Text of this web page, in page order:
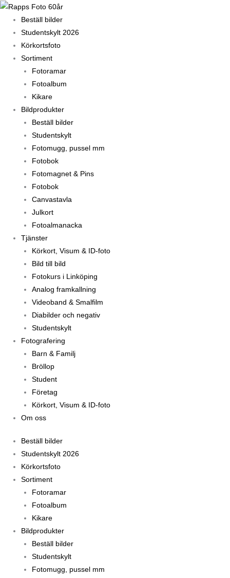
Hoppa
innehåll
Beställ bilder
Studentskylt 2026
Körkortsfoto
Sortiment
Fotoramar
Fotoalbum
Kikare
Bildprodukter
Beställ bilder
Studentskylt
Fotomugg, pussel mm
Fotobok
Fotomagnet & Pins
Fotobok
Canvastavla
Julkort
Fotoalmanacka
Tjänster
Körkort, Visum & ID-foto
Bild till bild
Fotokurs i Linköping
Analog framkallning
Videoband & Smalfilm
Diabilder och negativ
Studentskylt
Fotografering
Barn & Familj
Bröllop
Student
Företag
Körkort, Visum & ID-foto
Om oss
Beställ bilder
Studentskylt 2026
Körkortsfoto
Sortiment
Fotoramar
Fotoalbum
Kikare
Bildprodukter
Beställ bilder
Studentskylt
Fotomugg, pussel mm